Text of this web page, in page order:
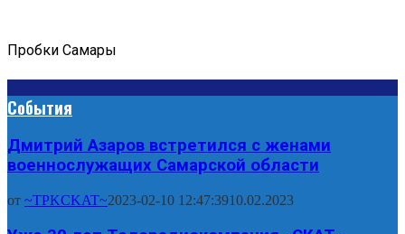
Пробки Самары
События
Дмитрий Азаров встретился с женами
военнослужащих Самарской области
от ~TPKCKAT~2023-02-10 12:47:3910.02.2023